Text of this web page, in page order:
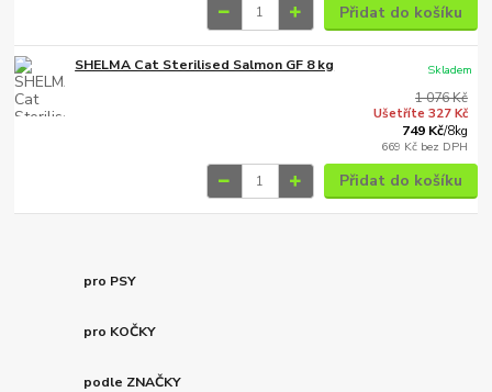
Přidat do košíku
SHELMA Cat Sterilised Salmon GF 8 kg
1 076 Kč
Ušetříte 327 Kč
749 Kč/8kg
669 Kč bez DPH
Skladem
Přidat do košíku
pro PSY
pro KOČKY
podle ZNAČKY